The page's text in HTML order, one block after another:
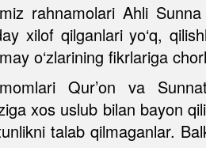
rahnamolari Ahli
xilof qilganlari yo‘q,
o‘zlarining fikrlariga
Qur’on va
xos uslub bilan bayon
talab qilmaganlar.